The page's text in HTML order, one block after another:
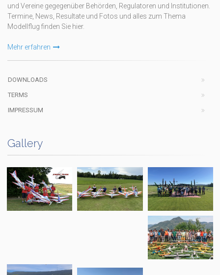
und Vereine gegegenüber Behörden, Regulatoren und Institutionen.
Termine, News, Resultate und Fotos und alles zum Thema
Modellflug finden Sie hier.
Mehr erfahren
DOWNLOADS
TERMS
IMPRESSUM
Gallery